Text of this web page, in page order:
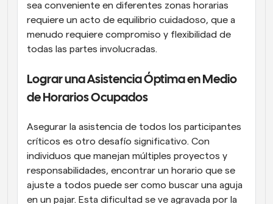
sea conveniente en diferentes zonas horarias
requiere un acto de equilibrio cuidadoso, que a
menudo requiere compromiso y flexibilidad de
todas las partes involucradas.
Lograr una Asistencia Óptima en Medio
de Horarios Ocupados
Asegurar la asistencia de todos los participantes
críticos es otro desafío significativo. Con
individuos que manejan múltiples proyectos y
responsabilidades, encontrar un horario que se
ajuste a todos puede ser como buscar una aguja
en un pajar. Esta dificultad se ve agravada por la